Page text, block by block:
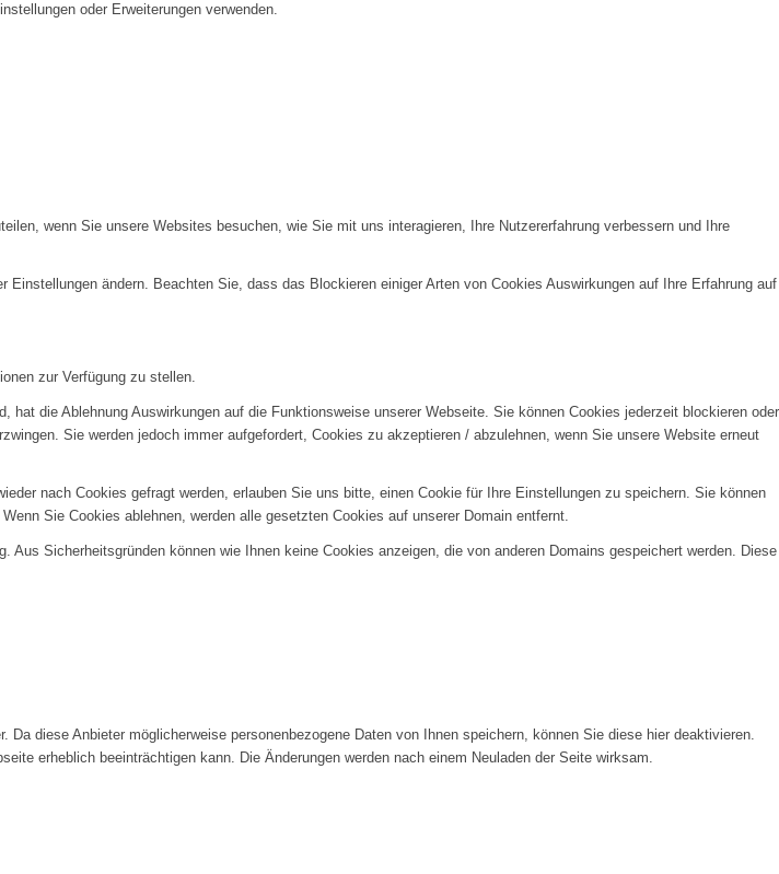
oder Erweiterungen verwenden.
wenn Sie unsere Websites besuchen, wie Sie mit uns interagieren, Ihre Nutzererfahrung verbessern und Ihre
ändern. Beachten Sie, dass das Blockieren einiger Arten von Cookies Auswirkungen auf Ihre Erfahrung auf
zur Verfügung zu stellen.
die Ablehnung Auswirkungen auf die Funktionsweise unserer Webseite. Sie können Cookies jederzeit blockieren oder
Sie werden jedoch immer aufgefordert, Cookies zu akzeptieren / abzulehnen, wenn Sie unsere Website erneut
nach Cookies gefragt werden, erlauben Sie uns bitte, einen Cookie für Ihre Einstellungen zu speichern. Sie können
Sie Cookies ablehnen, werden alle gesetzten Cookies auf unserer Domain entfernt.
Sicherheitsgründen können wie Ihnen keine Cookies anzeigen, die von anderen Domains gespeichert werden. Diese
diese Anbieter möglicherweise personenbezogene Daten von Ihnen speichern, können Sie diese hier deaktivieren.
erheblich beeinträchtigen kann. Die Änderungen werden nach einem Neuladen der Seite wirksam.